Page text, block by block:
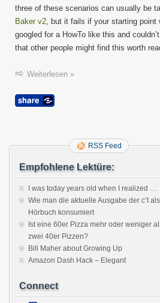
three of these scenarios can usually be
Baker v2 , but it fails if your starting
googled for a HowTo like this and
that other people might find this worth
Weiterlesen »
RSS Feed
Empfohlene Lektüre:
I was today years old when I realized …
Wie man die aktuelle Ausgabe der c’t als
Hörbuch konsumiert
Ist eine 60er Pizza mehr oder weniger
zwei 40er Pizzen?
Bill Maher about Growing Up
Amazon Dash Hack – Elegant
Connect